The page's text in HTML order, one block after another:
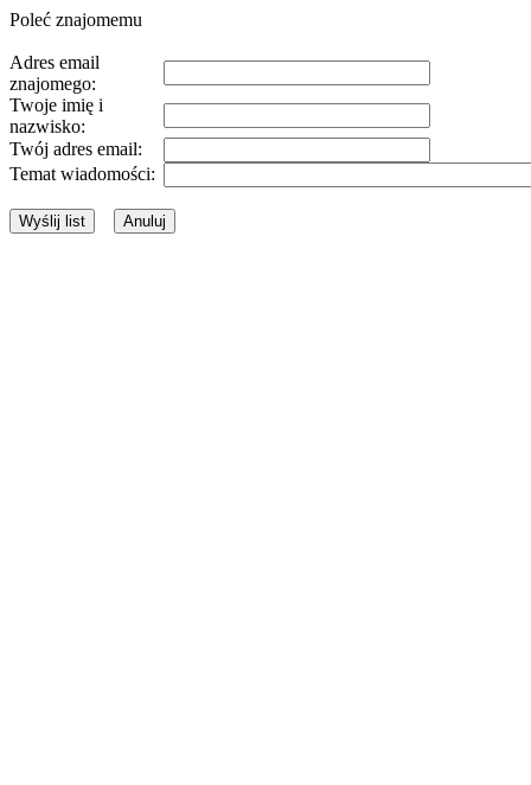
Poleć znajomemu
Adres email
znajomego:
Twoje imię i
nazwisko:
Twój adres email:
Temat wiadomości: